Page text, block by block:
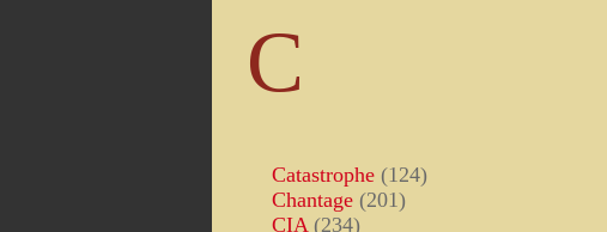
C
Catastrophe (124)
Chantage (201)
CIA (234)